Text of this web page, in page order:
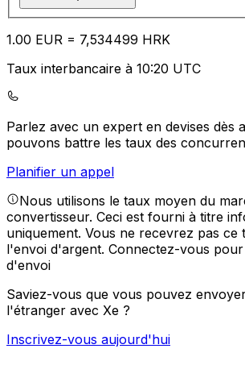
1.00 EUR = 7,534499 HRK
Taux interbancaire à 10:20 UTC
Parlez avec un expert en devises dès
pouvons battre les taux des
Planifier un appel
Nous utilisons le taux moyen du
convertisseur. Ceci est fourni à titre
uniquement. Vous ne recevrez pas ce
l'envoi d'argent. Connectez-vous
d'envoi
Saviez-vous que vous pouvez
l'étranger avec Xe ?
Inscrivez-vous aujourd'hui